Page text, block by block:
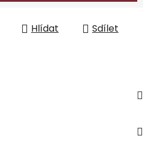
Hlídat Sdílet